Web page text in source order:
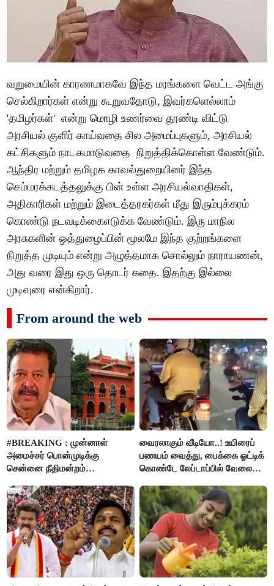
வறுமையின் காரணமாகவே இந்த மரங்களை வெட்ட அங்கு
செல்கிறார்கள் என்று கூறுவதோடு, இவர்களெல்லாம்
'தமிழர்கள்' என்று மொழி உணர்வை தூண்டி விட்டு
அரசியல் குளிர் காய்வதை சில அமைப்புகளும், அரசியல்
கட்சிகளும் நாடகமாடுவதை நிறுத்திக்கொள்ள வேண்டும்.
ஆந்திர மற்றும் தமிழக காவல்துறையினர் இந்த
செம்மரக்கடத்தலுக்கு பின் உள்ள அரசியல்வாதிகள்,
அதிகாரிகள் மற்றும் இடைத்தரகர்கள் மீது இரும்புக்கரம்
கொண்டு நடவடிக்கைஎடுக்க வேண்டும். இரு மாநில
அரசுகளின் ஒத்துழைப்பின் மூலமே இந்த குற்றங்களை
நிறுத்த முடியும் என்று அழுத்தமாக சொல்லும் நாராயணன்,
அது வரை இது ஒரு தொடர் கதை. இதற்கு இல்லை
முடிவுரை என்கிறார்.
From around the web
#BREAKING : முன்னாள்
அமைச்சர் பொன்முடிக்கு
சென்னை நீதிமன்றம்
வைரலாகும் வீடியோ..! உயிரைப்
பணயம் வைத்து, பைக்கை ஓட்டிக்
கொண்டே லேப்டாப்பில் வேலை